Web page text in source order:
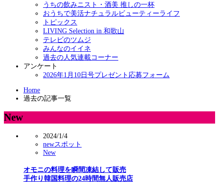
うちの飲みニスト・酒美 推しの一杯
おうちで美活ナチュラルビューティーライフ
トピックス
LIVING Selection in 和歌山
テレビのツムジ
みんなのイイネ
過去の人気連載コーナー
アンケート
2026年1月10日号プレゼント応募フォーム
Home
過去の記事一覧
New
2024/1/4
newスポット
New
オモニの料理を瞬間凍結して販売
手作り韓国料理の24時間無人販売店